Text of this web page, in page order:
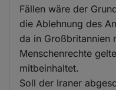
Fällen wäre der
die Ablehnung des
da in Großbritannien
Menschenrechte
mitbeinhaltet.
Soll der Iraner